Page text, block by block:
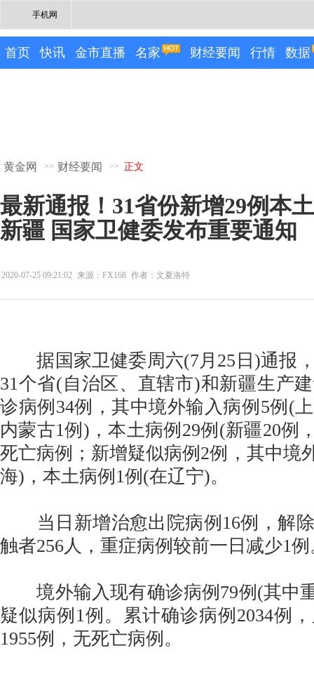
手机网
首页 快讯 金市直播 名家 财经要闻 行情 数据
黄金网 >> 财经要闻 >> 正文
最新通报！31省份新增29例本
新疆 国家卫健委发布重要通知
2020-07-25 09:21:02 来源：FX168 作者：文夏洛特
据国家卫健委周六(7月25日)通报
31个省(自治区、直辖市)和新疆生产
诊病例34例，其中境外输入病例5例(
内蒙古1例)，本土病例29例(新疆20例
死亡病例；新增疑似病例2例，其中境
海)，本土病例1例(在辽宁)。
当日新增治愈出院病例16例，解除
触者256人，重症病例较前一日减少1例
境外输入现有确诊病例79例(其中
疑似病例1例。累计确诊病例2034例
1955例，无死亡病例。